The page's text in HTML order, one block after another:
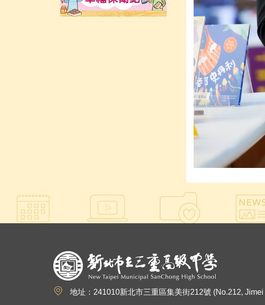
地址：241010新北市三重區集美街212號 (No.212,